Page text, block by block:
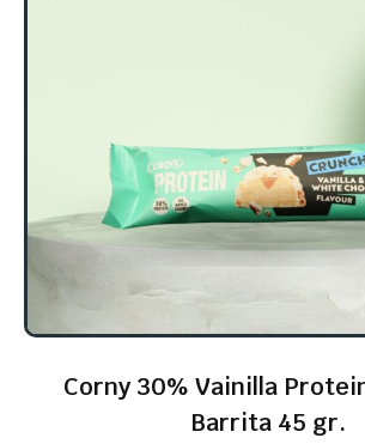
Corny 30% Vainilla
Barrita 45 gr.